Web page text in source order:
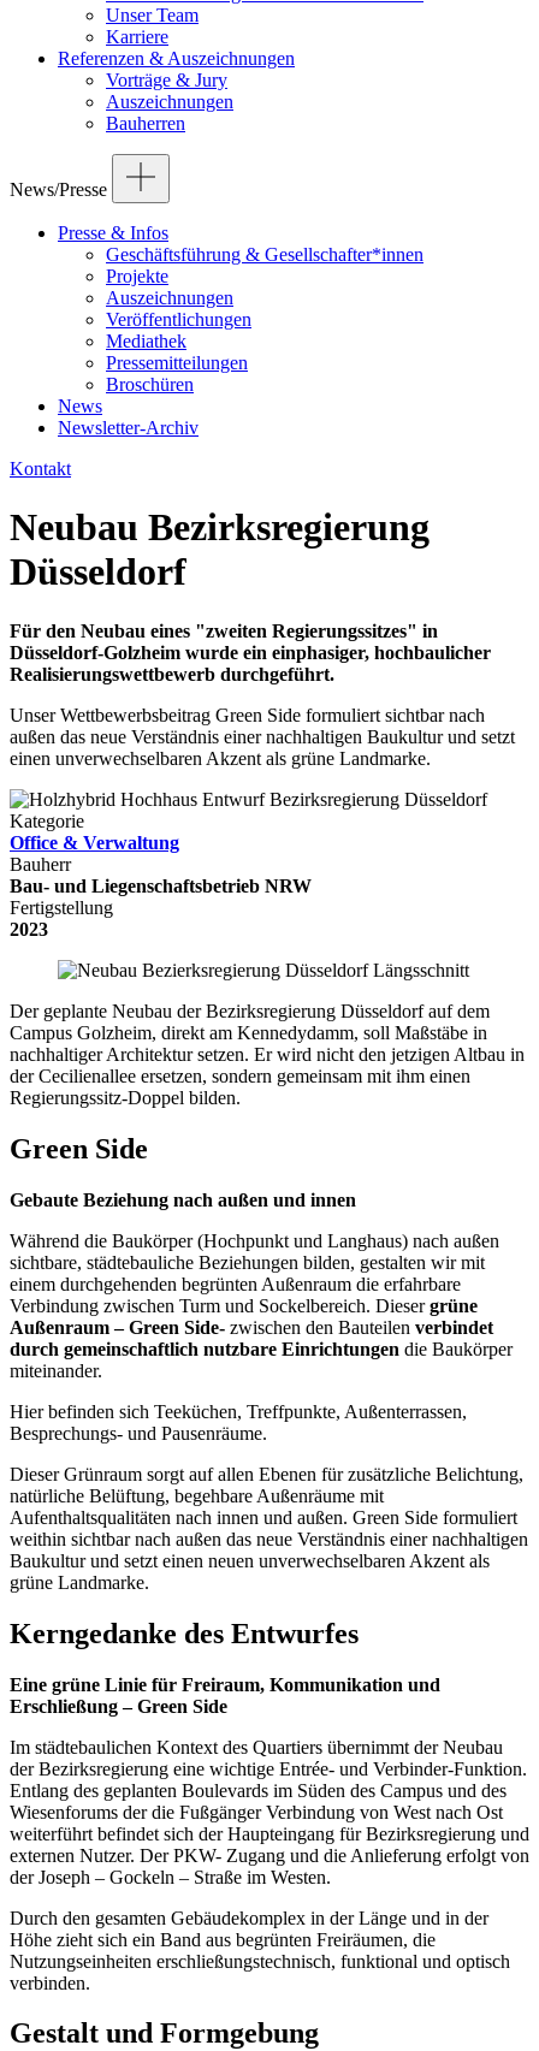
Unser Team
Karriere
Referenzen & Auszeichnungen
Vorträge & Jury
Auszeichnungen
Bauherren
News/Presse
Presse & Infos
Geschäftsführung & Gesellschafter*innen
Projekte
Auszeichnungen
Veröffentlichungen
Mediathek
Pressemitteilungen
Broschüren
News
Newsletter-Archiv
Kontakt
Neubau Bezirksregierung
Düsseldorf
Für den Neubau eines "zweiten Regierungssitzes" in
Düsseldorf-Golzheim wurde ein einphasiger, hochbaulicher
Realisierungswettbewerb durchgeführt.
Unser Wettbewerbsbeitrag Green Side formuliert sichtbar nach
außen das neue Verständnis einer nachhaltigen Baukultur und setzt
einen unverwechselbaren Akzent als grüne Landmarke.
Kategorie
Office & Verwaltung
Bauherr
Bau- und Liegenschaftsbetrieb NRW
Fertigstellung
2023
Der geplante Neubau der Bezirksregierung Düsseldorf auf dem
Campus Golzheim, direkt am Kennedydamm, soll Maßstäbe in
nachhaltiger Architektur setzen. Er wird nicht den jetzigen Altbau in
der Cecilienallee ersetzen, sondern gemeinsam mit ihm einen
Regierungssitz-Doppel bilden.
Green Side
Gebaute Beziehung nach außen und innen
Während die Baukörper (Hochpunkt und Langhaus) nach außen
sichtbare, städtebauliche Beziehungen bilden, gestalten wir mit
einem durchgehenden begrünten Außenraum die erfahrbare
Verbindung zwischen Turm und Sockelbereich. Diesergrüne
Außenraum – Green Side- zwischen den Bauteilen verbindet
durch gemeinschaftlich nutzbare Einrichtungen die Baukörper
miteinander.
Hier befinden sich Teeküchen, Treffpunkte, Außenterrassen,
Besprechungs- und Pausenräume.
Dieser Grünraum sorgt auf allen Ebenen für zusätzliche Belichtung,
natürliche Belüftung, begehbare Außenräume mit
Aufenthaltsqualitäten nach innen und außen. Green Side formuliert
weithin sichtbar nach außen das neue Verständnis einer nachhaltigen
Baukultur und setzt einen neuen unverwechselbaren Akzent als
grüne Landmarke.
Kerngedanke des Entwurfes
Eine grüne Linie für Freiraum, Kommunikation und
Erschließung – Green Side
Im städtebaulichen Kontext des Quartiers übernimmt der Neubau
der Bezirksregierung eine wichtige Entrée- und Verbinder-Funktion.
Entlang des geplanten Boulevards im Süden des Campus und des
Wiesenforums der die Fußgänger Verbindung von West nach Ost
weiterführt befindet sich der Haupteingang für Bezirksregierung und
externen Nutzer. Der PKW- Zugang und die Anlieferung erfolgt von
der Joseph – Gockeln – Straße im Westen.
Durch den gesamten Gebäudekomplex in der Länge und in der
Höhe zieht sich ein Band aus begrünten Freiräumen, die
Nutzungseinheiten erschließungstechnisch, funktional und optisch
verbinden.
Gestalt und Formgebung